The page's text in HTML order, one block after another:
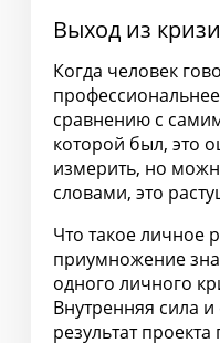
Выход из
Когда человек
сравнению с
которой был, это
измерить, но
словами, это
Что такое личное
приумножение
одного личного
Внутренняя сила
результат